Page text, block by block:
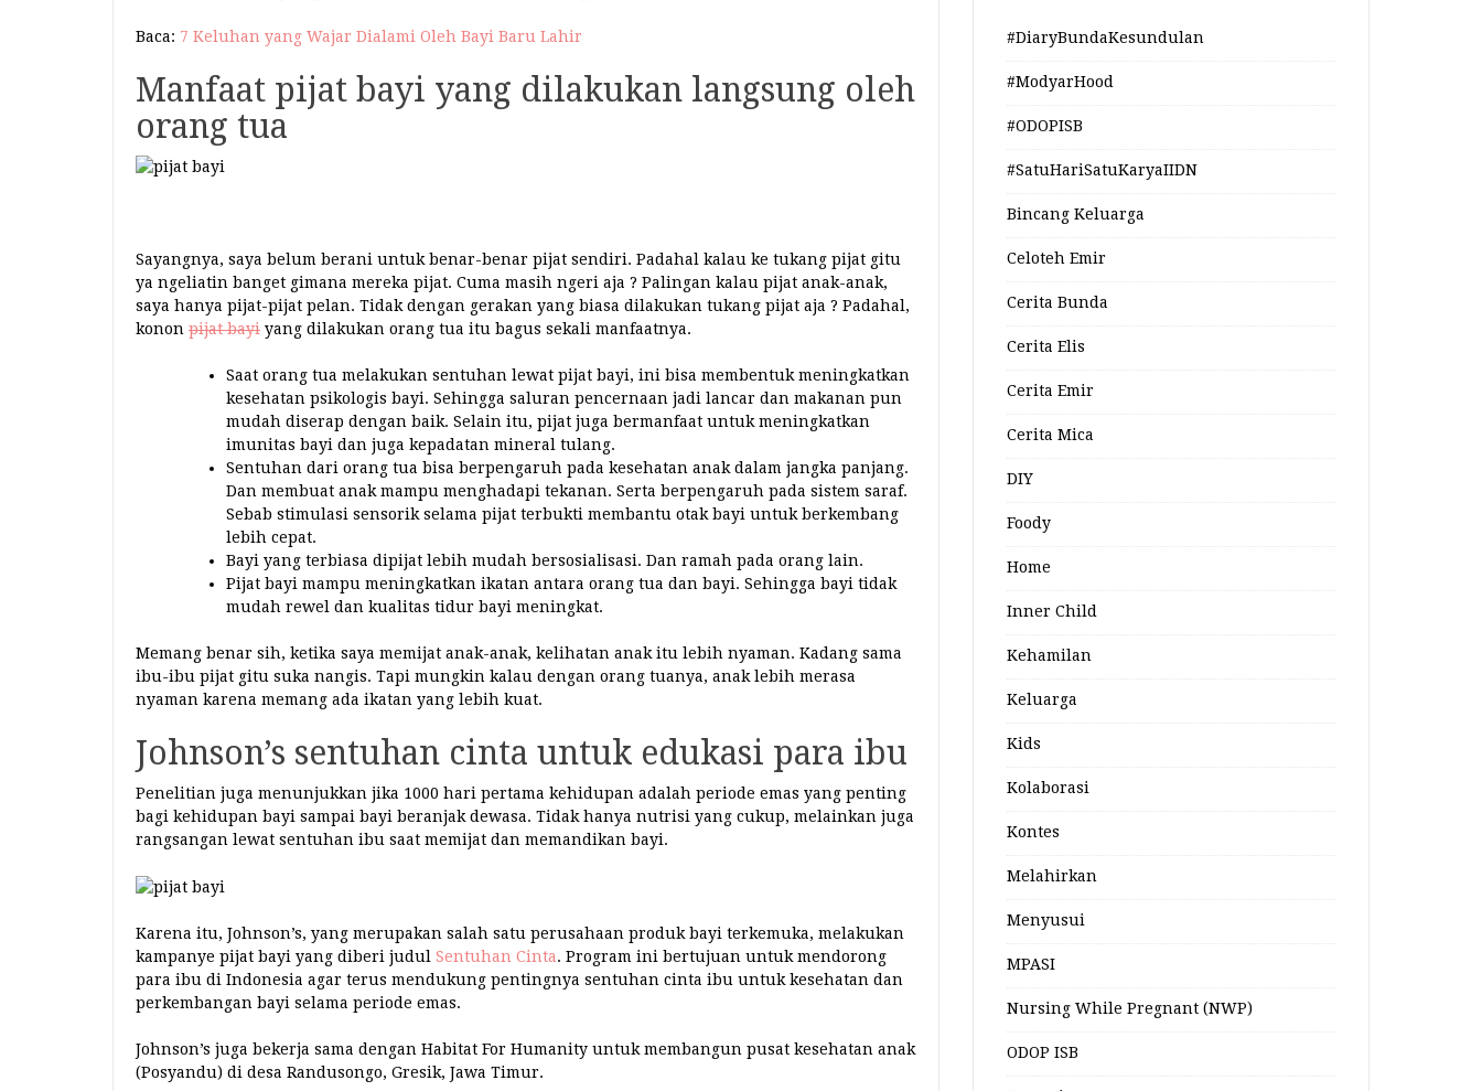
Baca: 7 Keluhan yang Wajar Dialami Oleh Bayi Baru Lahir
Manfaat pijat bayi yang dilakukan langsung oleh
orang tua
Sayangnya, saya belum berani untuk benar-benar pijat sendiri. Padahal kalau ke tukang pijat gitu
ya ngeliatin banget gimana mereka pijat. Cuma masih ngeri aja ? Palingan kalau pijat anak-anak,
saya hanya pijat-pijat pelan. Tidak dengan gerakan yang biasa dilakukan tukang pijat aja ? Padahal,
konon pijat bayi yang dilakukan orang tua itu bagus sekali manfaatnya.
Saat orang tua melakukan sentuhan lewat pijat bayi, ini bisa membentuk meningkatkan
kesehatan psikologis bayi. Sehingga saluran pencernaan jadi lancar dan makanan pun
mudah diserap dengan baik. Selain itu, pijat juga bermanfaat untuk meningkatkan
imunitas bayi dan juga kepadatan mineral tulang.
Sentuhan dari orang tua bisa berpengaruh pada kesehatan anak dalam jangka panjang.
Dan membuat anak mampu menghadapi tekanan. Serta berpengaruh pada sistem saraf.
Sebab stimulasi sensorik selama pijat terbukti membantu otak bayi untuk berkembang
lebih cepat.
Bayi yang terbiasa dipijat lebih mudah bersosialisasi. Dan ramah pada orang lain.
Pijat bayi mampu meningkatkan ikatan antara orang tua dan bayi. Sehingga bayi tidak
mudah rewel dan kualitas tidur bayi meningkat.
Memang benar sih, ketika saya memijat anak-anak, kelihatan anak itu lebih nyaman. Kadang sama
ibu-ibu pijat gitu suka nangis. Tapi mungkin kalau dengan orang tuanya, anak lebih merasa
nyaman karena memang ada ikatan yang lebih kuat.
Johnson’s sentuhan cinta untuk edukasi para ibu
Penelitian juga menunjukkan jika 1000 hari pertama kehidupan adalah periode emas yang penting
bagi kehidupan bayi sampai bayi beranjak dewasa. Tidak hanya nutrisi yang cukup, melainkan juga
rangsangan lewat sentuhan ibu saat memijat dan memandikan bayi.
Karena itu, Johnson’s, yang merupakan salah satu perusahaan produk bayi terkemuka, melakukan
kampanye pijat bayi yang diberi judul Sentuhan Cinta. Program ini bertujuan untuk mendorong
para ibu di Indonesia agar terus mendukung pentingnya sentuhan cinta ibu untuk kesehatan dan
perkembangan bayi selama periode emas.
Johnson’s juga bekerja sama dengan Habitat For Humanity untuk membangun pusat kesehatan anak
(Posyandu) di desa Randusongo, Gresik, Jawa Timur.
#DiaryBundaKesundulan
#ModyarHood
#ODOPISB
#SatuHariSatuKaryaIIDN
Bincang Keluarga
Celoteh Emir
Cerita Bunda
Cerita Elis
Cerita Emir
Cerita Mica
DIY
Foody
Home
Inner Child
Kehamilan
Keluarga
Kids
Kolaborasi
Kontes
Melahirkan
Menyusui
MPASI
Nursing While Pregnant (NWP)
ODOP ISB